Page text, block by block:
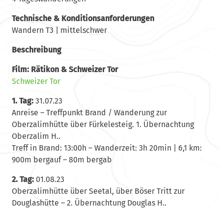
Technische & Konditionsanforderungen
Wandern T3 | mittelschwer
Beschreibung
Film: Rätikon & Schweizer Tor
Schweizer Tor
1. Tag:31.07.23
Anreise – Treffpunkt Brand / Wanderung zur
Oberzalimhütte über Fürkelesteig. 1. Übernachtung
Oberzalim H..
Treff in Brand: 13:00h – Wanderzeit: 3h 20min | 6,1 km:
900m bergauf – 80m bergab
2. Tag:01.08.23
Oberzalimhütte über Seetal, über Böser Tritt zur
Douglashütte – 2. Übernachtung Douglas H..